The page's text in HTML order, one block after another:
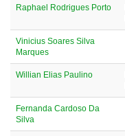
Raphael Rodrigues Porto
Vinicius Soares Silva
Marques
Willian Elias Paulino
Fernanda Cardoso Da
Silva